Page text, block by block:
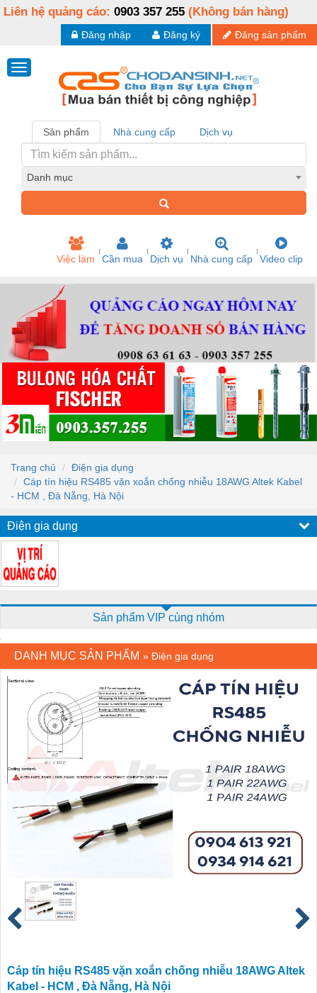
Liên hệ quảng cáo: 0903 357 255 (Không bán hàng)
Đăng sản phẩm
Đăng ký
Đăng nhập
Sản phẩm Nhà cung cấp Dịch vụ
Danh mục
Việc làm Cần mua Dịch vụ Nhà cung cấp Video clip
Trang chủ
Điện gia dụng
Cáp tín hiệu RS485 vặn xoắn chống nhiễu 18AWG Altek Kabel
- HCM , Đà Nẵng, Hà Nội
Điện gia dụng
Sản phẩm VIP cùng nhóm
DANH MỤC SẢN PHẨM » Điện gia dụng
Cáp tín hiệu RS485 vặn xoắn chống nhiễu 18AWG Altek
Kabel - HCM , Đà Nẵng, Hà Nội